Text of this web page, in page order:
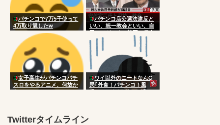
パチンコで7万5千使って
4万取り返したw
パチンコ店公選法違反と
いい、統一教会といい、自
民ってどこまで韓国に侵食
されてんだよｗｗｗｗｗｗ
ｗｗｗ
女子高生がパチンコパチ
スロをやるアニメ、何故か
ない
ワイ以外のニートなんG
民｢外食！パチンコ！風
俗！｣←バイタリティ凄い
Twitterタイムライン